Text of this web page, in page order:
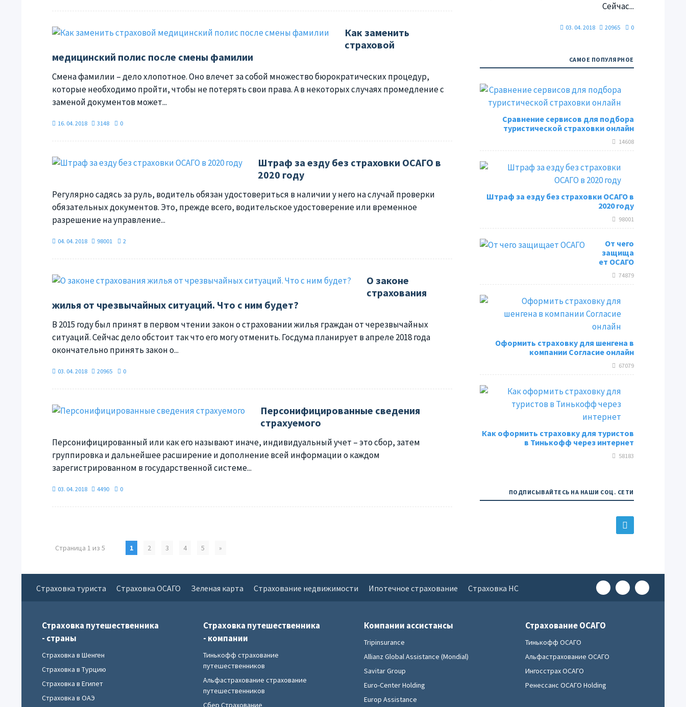
Как заменить
страховой
медицинский полис после смены фамилии
Смена фамилии – дело хлопотное. Оно влечет за собой множество бюрократических процедур,
которые необходимо пройти, чтобы не потерять свои права. А в некоторых случаях промедление с
заменой документов может...
16. 04. 2018 3148 0
Штраф за езду без страховки ОСАГО в
2020 году
Регулярно садясь за руль, водитель обязан удостовериться в наличии у него на случай проверки
обязательных документов. Это, прежде всего, водительское удостоверение или временное
разрешение на управление...
04. 04. 2018 98001 2
О законе
страхования
жилья от чрезвычайных ситуаций. Что с ним будет?
В 2015 году был принят в первом чтении закон о страховании жилья граждан от черезвычайных
ситуаций. Сейчас дело обстоит так что его могу отменить. Госдума планирует в апреле 2018 года
окончательно принять закон о...
03. 04. 2018 20965 0
Персонифицированные сведения
страхуемого
Персонифицированный или как его называют иначе, индивидуальный учет – это сбор, затем
группировка и дальнейшее расширение и дополнение всей информации о каждом
зарегистрированном в государственной системе...
03. 04. 2018 4490 0
Страница 1 из 5 1 2 3 4 5 »
Сейчас...
03. 04. 2018 20965 0
САМОЕ ПОПУЛЯРНОЕ
Сравнение сервисов для подбора
туристической страховки онлайн
14608
Штраф за езду без страховки ОСАГО в
2020 году
98001
От чего
защища
ет ОСАГО
74879
Оформить страховку для шенгена в
компании Согласие онлайн
67079
Как оформить страховку для туристов
в Тинькофф через интернет
58183
ПОДПИСЫВАЙТЕСЬ НА НАШИ СОЦ. СЕТИ
Страховка туриста Страховка ОСАГО Зеленая карта Страхование недвижимости Ипотечное страхование Страховка НС
Страховка путешественника
- страны
Страховка в Шенген
Страховка в Турцию
Страховка в Египет
Страховка в ОАЭ
Страховка путешественника
- компании
Тинькофф страхование
путешественников
Альфастрахование страхование
путешественников
Сбер Страхование
Компании ассистансы
Tripinsurance
Allianz Global Assistance (Mondial)
Savitar Group
Euro-Center Holding
Europ Assistance
Страхование ОСАГО
Тинькофф ОСАГО
Альфастрахование ОСАГО
Ингосстрах ОСАГО
Ренессанс ОСАГО Holding